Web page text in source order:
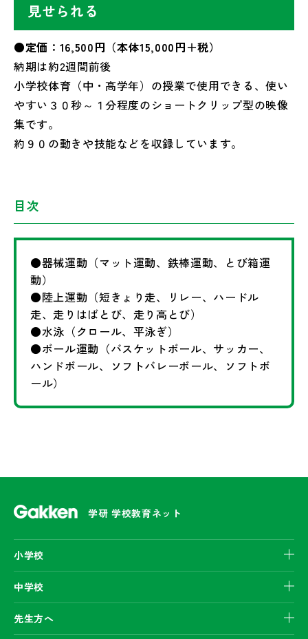
見せられる
●定価：16,500円（本体15,000円＋税）
納期は約2週間前後
小学校体育（中・高学年）の授業で使用できる、使い
やすい３０秒～１分程度のショートクリップ型の映像
集です。
約９０の動きや技能などを収録しています。
目次
●器械運動（マット運動、鉄棒運動、とび箱運
動）
●陸上運動（短きょり走、リレー、ハードル
走、走りはばとび、走り高とび）
●水泳（クロール、平泳ぎ）
●ボール運動（バスケットボール、サッカー、
ハンドボール、ソフトバレーボール、ソフトボ
ール）
学研 学校教育ネット
小学校
中学校
先生方へ